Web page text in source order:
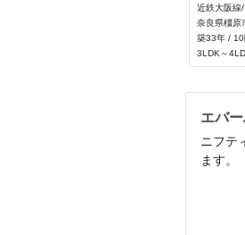
近鉄大阪線
奈良県橿原
築33年 /
3LDK～
エバ
ニフテ
ます。